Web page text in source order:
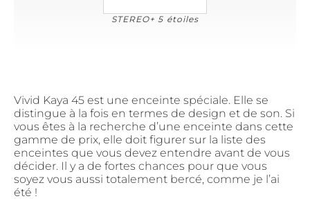
STEREO+ 5 étoiles
Vivid Kaya 45 est une enceinte spéciale. Elle se
distingue à la fois en termes de design et de son. Si
vous êtes à la recherche d’une enceinte dans cette
gamme de prix, elle doit figurer sur la liste des
enceintes que vous devez entendre avant de vous
décider. Il y a de fortes chances pour que vous
soyez vous aussi totalement bercé, comme je l’ai
été !